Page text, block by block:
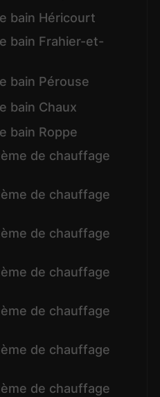
bain Héricourt
bain Frahier-et-
bain Pérouse
bain Chaux
bain Roppe
de chauffage
de chauffage
de chauffage
de chauffage
de chauffage
de chauffage
de chauffage